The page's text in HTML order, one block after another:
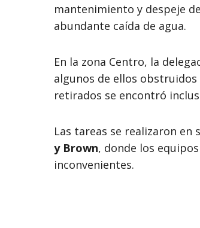
mantenimiento y despeje
abundante caída de agua.
En la zona Centro, la
algunos de ellos
retirados se encontró
Las tareas se realizaron en
y Brown, donde los
inconvenientes.